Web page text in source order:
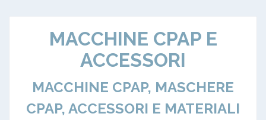
MACCHINE CPAP E
ACCESSORI
MACCHINE CPAP, MASCHERE
CPAP, ACCESSORI E MATERIALI